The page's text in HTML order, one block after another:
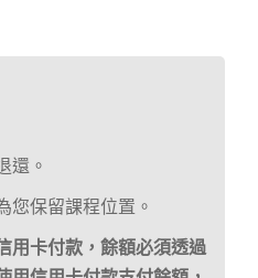
還。
您保留課程位置。
用卡付款，餘額必須透過